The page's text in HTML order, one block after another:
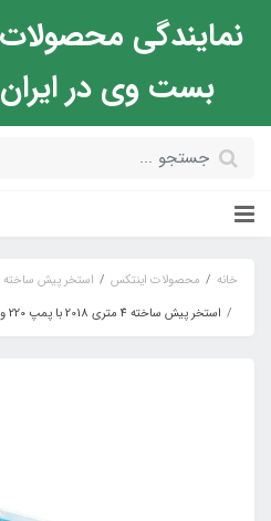
نمایندگی
بست وی در ایران
خانه محصولات اینتکس
استخر پیش ساخته
استخر پیش ساخته 4 متری 2018 با پمپ 220 ولت